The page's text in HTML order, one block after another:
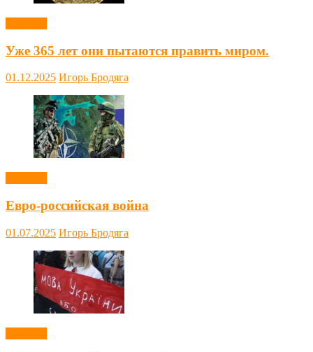
Уже 365 лет они пытаются править миром.
01.12.2025 Игорь Бродяга
Евро-российская война
01.07.2025 Игорь Бродяга